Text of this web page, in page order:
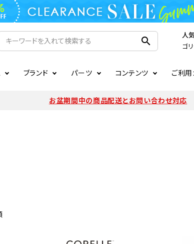
search 人
ゴ
ブランド
CIRCULIGHT
パーツ
照明関連
コンテンツ ご利用
お支払いについて 注文確認メールの
お盆期間中の商品配送とお問い合わせ対応